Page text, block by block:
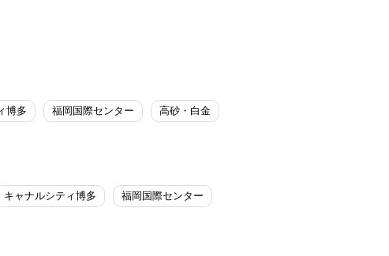
博多 福岡国際センター 高砂・白金
キャナルシティ博多 福岡国際センター